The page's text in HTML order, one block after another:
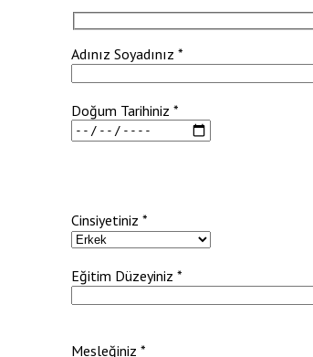
Adınız Soyadınız *
Doğum Tarihiniz *
Cinsiyetiniz *
Eğitim Düzeyiniz *
Mesleğiniz *